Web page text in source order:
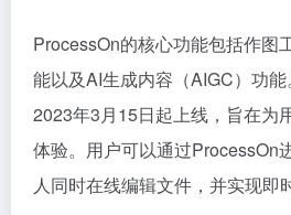
ProcessOn的核心功能包括作图
能以及AI生成内容（AIGC）功
2023年3月15日起上线，旨在为
体验。用户可以通过ProcessOn
人同时在线编辑文件，并实现即